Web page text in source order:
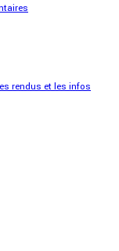
rendus et les infos